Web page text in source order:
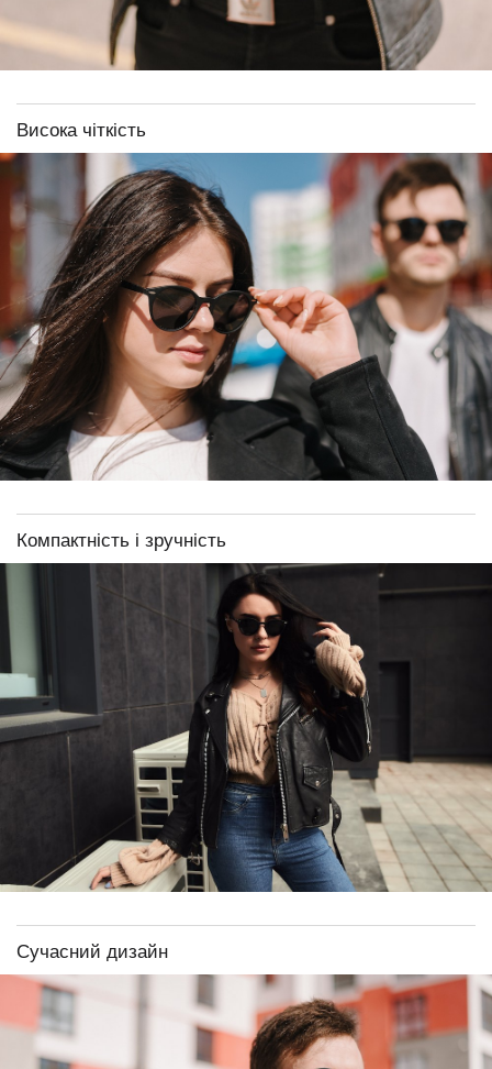
Висока чіткість
Компактність і зручність
Сучасний дизайн